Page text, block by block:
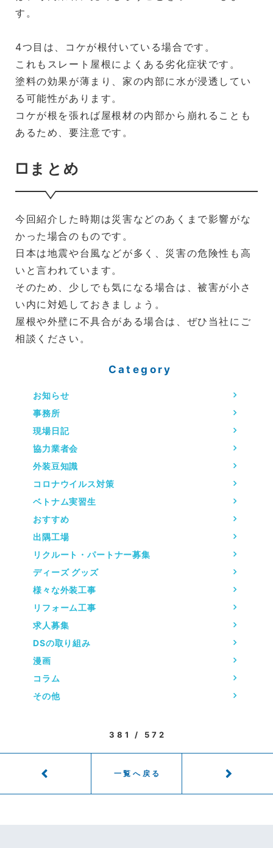
す。
4つ目は、コケが根付いている場合です。
これもスレート屋根によくある劣化症状です。
塗料の効果が薄まり、家の内部に水が浸透してい
る可能性があります。
コケが根を張れば屋根材の内部から崩れることも
あるため、要注意です。
□まとめ
今回紹介した時期は災害などのあくまで影響がな
かった場合のものです。
日本は地震や台風などが多く、災害の危険性も高
いと言われています。
そのため、少しでも気になる場合は、被害が小さ
い内に対処しておきましょう。
屋根や外壁に不具合がある場合は、ぜひ当社にご
相談ください。
Category
お知らせ
事務所
現場日記
協力業者会
外装豆知識
コロナウイルス対策
ベトナム実習生
おすすめ
出隅工場
リクルート・パートナー募集
ディーズ グッズ
様々な外装工事
リフォーム工事
求人募集
DSの取り組み
漫画
コラム
その他
381 / 572
一覧へ戻る